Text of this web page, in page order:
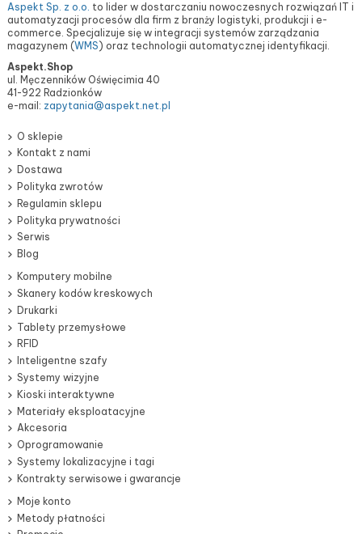
Aspekt Sp. z o.o. to lider w dostarczaniu nowoczesnych rozwiązań IT i
automatyzacji procesów dla firm z branży logistyki, produkcji i e-
commerce. Specjalizuje się w integracji systemów zarządzania
magazynem (WMS) oraz technologii automatycznej identyfikacji.
Aspekt.Shop
ul. Męczenników Oświęcimia 40
41-922 Radzionków
e-mail: zapytania@aspekt.net.pl
O sklepie
Kontakt z nami
Dostawa
Polityka zwrotów
Regulamin sklepu
Polityka prywatności
Serwis
Blog
Komputery mobilne
Skanery kodów kreskowych
Drukarki
Tablety przemysłowe
RFID
Inteligentne szafy
Systemy wizyjne
Kioski interaktywne
Materiały eksploatacyjne
Akcesoria
Oprogramowanie
Systemy lokalizacyjne i tagi
Kontrakty serwisowe i gwarancje
Moje konto
Metody płatności